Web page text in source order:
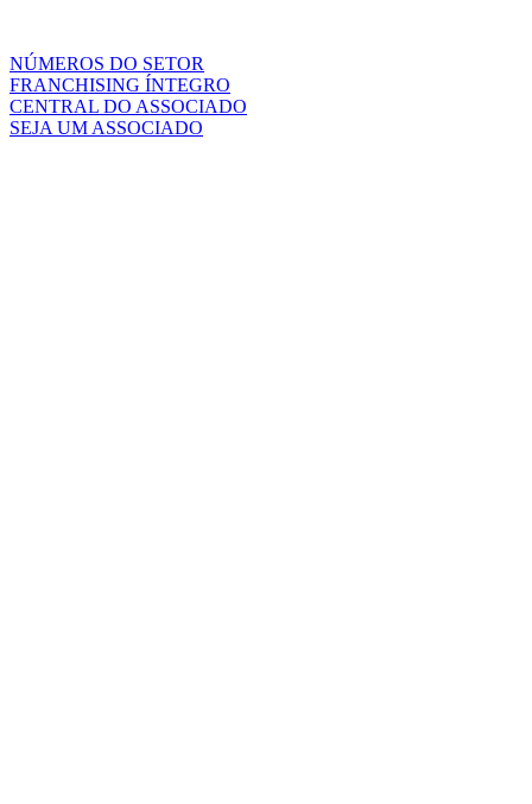
NÚMEROS DO SETOR
FRANCHISING ÍNTEGRO
CENTRAL DO ASSOCIADO
SEJA UM ASSOCIADO